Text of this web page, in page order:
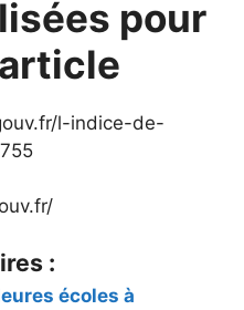
pour
l-indice-de-
:
écoles à